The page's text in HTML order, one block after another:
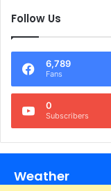
Follow Us
6,789
Fans
0
Subscribers
Weather